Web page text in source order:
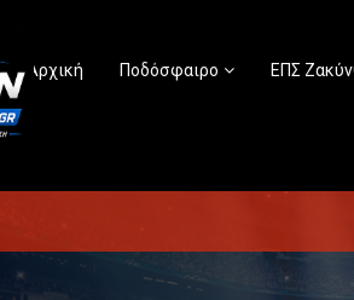
Αρχική Ποδόσφαιρο ΕΠΣ